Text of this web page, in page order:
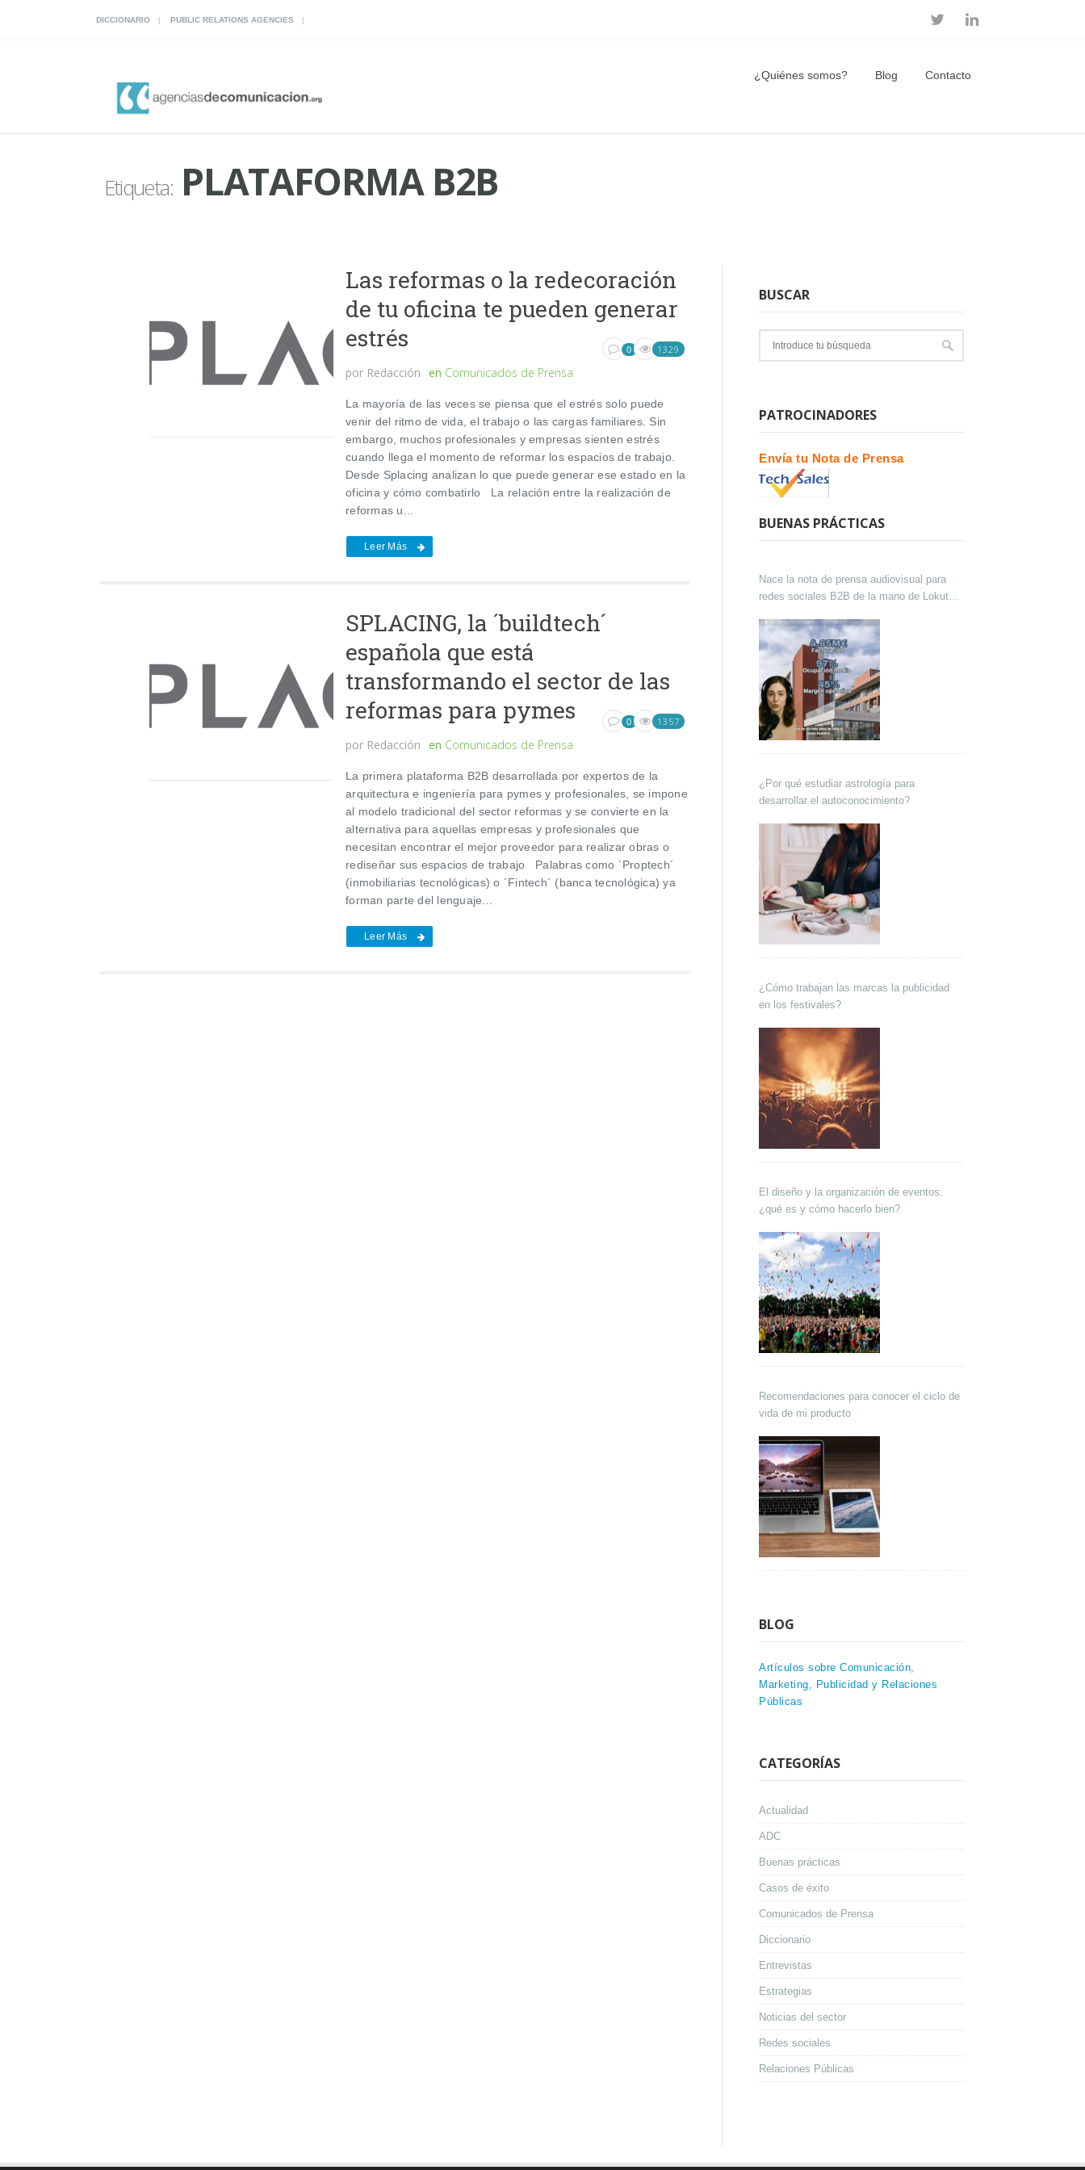
DICCIONARIO PUBLIC RELATIONS AGENCIES
¿Quiénes somos? Blog Contacto
Etiqueta:PLATAFORMA B2B
Las reformas o la redecoración
de tu oficina te pueden generar
estrés
por Redacción en Comunicados de Prensa
0 1329
La mayoría de las veces se piensa que el estrés solo puede
venir del ritmo de vida, el trabajo o las cargas familiares. Sin
embargo, muchos profesionales y empresas sienten estrés
cuando llega el momento de reformar los espacios de trabajo.
Desde Splacing analizan lo que puede generar ese estado en la
oficina y cómo combatirlo La relación entre la realización de
reformas u...
Leer Más
SPLACING, la ´buildtech´
española que está
transformando el sector de las
reformas para pymes
por Redacción en Comunicados de Prensa
0 1357
La primera plataforma B2B desarrollada por expertos de la
arquitectura e ingeniería para pymes y profesionales, se impone
al modelo tradicional del sector reformas y se convierte en la
alternativa para aquellas empresas y profesionales que
necesitan encontrar el mejor proveedor para realizar obras o
rediseñar sus espacios de trabajo Palabras como ´Proptech´
(inmobiliarias tecnológicas) o ´Fintech´ (banca tecnológica) ya
forman parte del lenguaje...
Leer Más
BUSCAR
PATROCINADORES
Envía tu Nota de Prensa
BUENAS PRÁCTICAS
Nace la nota de prensa audiovisual para
redes sociales B2B de la mano de Lokutor
¿Por qué estudiar astrología para
desarrollar el autoconocimiento?
¿Cómo trabajan las marcas la publicidad
en los festivales?
El diseño y la organización de eventos:
¿qué es y cómo hacerlo bien?
Recomendaciones para conocer el ciclo de
vida de mi producto
BLOG
Artículos sobre Comunicación,
Marketing, Publicidad y Relaciones
Públicas
CATEGORÍAS
Actualidad
ADC
Buenas prácticas
Casos de éxito
Comunicados de Prensa
Diccionario
Entrevistas
Estrategias
Noticias del sector
Redes sociales
Relaciones Públicas